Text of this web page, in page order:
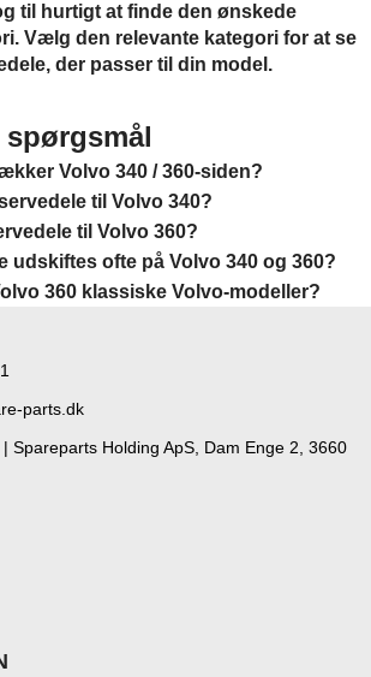
til hurtigt at finde den ønskede
Vælg den relevante kategori for at se
der passer til din model.
Volvo 340 / 360-siden?
til Volvo 340?
til Volvo 360?
udskiftes ofte på Volvo 340 og 360?
360 klassiske Volvo-modeller?
parts.dk
Spareparts Holding ApS, Dam Enge 2, 3660